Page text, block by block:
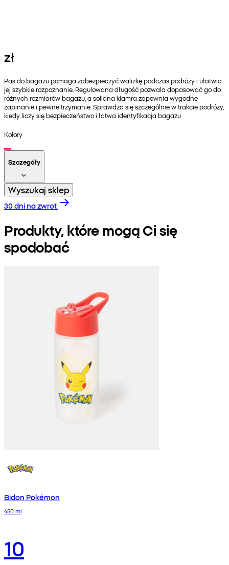
zł
Pas do bagażu pomaga zabezpieczyć walizkę podczas podróży i ułatwia
jej szybkie rozpoznanie. Regulowana długość pozwala dopasować go do
różnych rozmiarów bagażu, a solidna klamra zapewnia wygodne
zapinanie i pewne trzymanie. Sprawdza się szczególnie w trakcie podróży,
kiedy liczy się bezpieczeństwo i łatwa identyfikacja bagażu.
Kolory
Szczegóły
Wyszukaj sklep
30 dni na zwrot
Produkty, które mogą Ci się
spodobać
Bidon Pokémon
450 ml
10